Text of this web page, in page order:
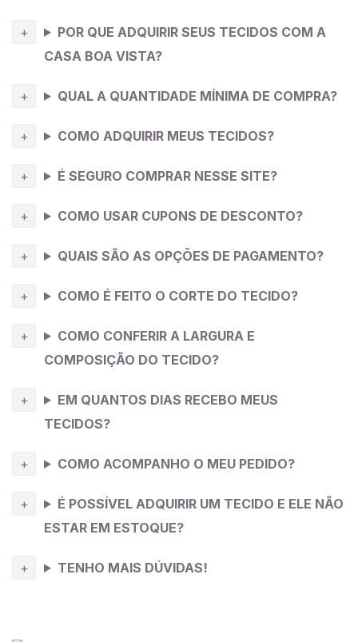
água e deixar por 10 minutos, tire o excesso de
água(sem torcer) e deixe secar estendido na sombra.
transparente no corpo, por isso sugerimos o feitio de
me remete a peças confortáveis então eu costuraria
pantalona, super confortável, pode ser usada no dia a
dia e no trabalho, fica bonito e você consegue
arrematar com outras peças do seu armário.
POR QUE ADQUIRIR SEUS TECIDOS COM A
CASA BOA VISTA?
QUAL A QUANTIDADE MÍNIMA DE COMPRA?
COMO ADQUIRIR MEUS TECIDOS?
É SEGURO COMPRAR NESSE SITE?
COMO USAR CUPONS DE DESCONTO?
QUAIS SÃO AS OPÇÕES DE PAGAMENTO?
COMO É FEITO O CORTE DO TECIDO?
COMO CONFERIR A LARGURA E
COMPOSIÇÃO DO TECIDO?
EM QUANTOS DIAS RECEBO MEUS
TECIDOS?
COMO ACOMPANHO O MEU PEDIDO?
É POSSÍVEL ADQUIRIR UM TECIDO E ELE NÃO
ESTAR EM ESTOQUE?
TENHO MAIS DÚVIDAS!